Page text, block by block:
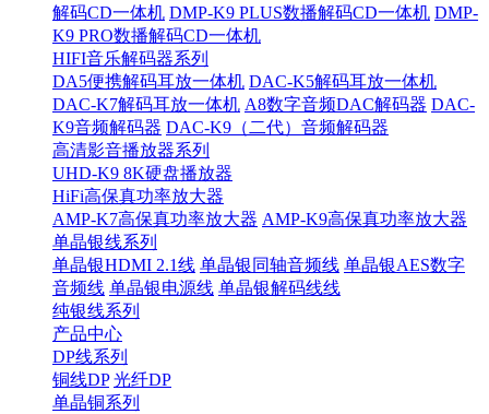
解码CD一体机 DMP-K9 PLUS数播解码CD一体机 DMP-
K9 PRO数播解码CD一体机
HIFI音乐解码器系列
DA5便携解码耳放一体机 DAC-K5解码耳放一体机
DAC-K7解码耳放一体机 A8数字音频DAC解码器 DAC-
K9音频解码器 DAC-K9（二代）音频解码器
高清影音播放器系列
UHD-K9 8K硬盘播放器
HiFi高保真功率放大器
AMP-K7高保真功率放大器 AMP-K9高保真功率放大器
单晶银线系列
单晶银HDMI 2.1线 单晶银同轴音频线 单晶银AES数字
音频线 单晶银电源线 单晶银解码线线
纯银线系列
产品中心
DP线系列
铜线DP 光纤DP
单晶铜系列